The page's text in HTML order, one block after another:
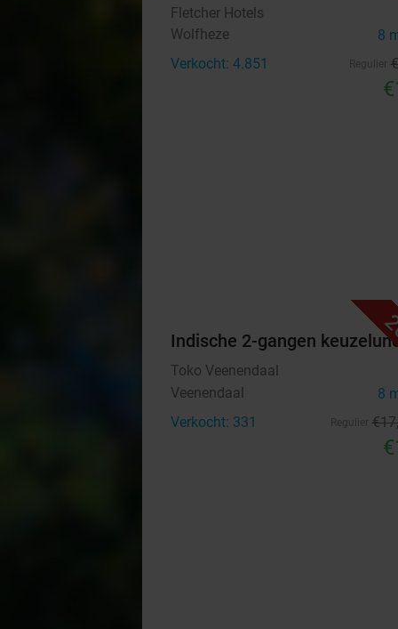
Fletcher Hotels
Wolfheze
8
Verkocht: 4.851
Indische 2-gangen
Toko Veenendaal
Veenendaal 8
Verkocht: 331 €17